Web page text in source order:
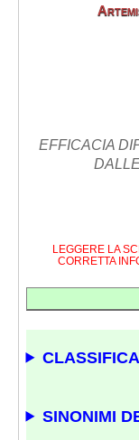
EFFICACIA
LEGGERE LA
CORRETTA
SINONIMI